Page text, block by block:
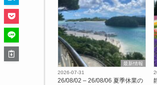
最新情報
2026-07-31
26/08/02 – 26/08/06 夏季休業の